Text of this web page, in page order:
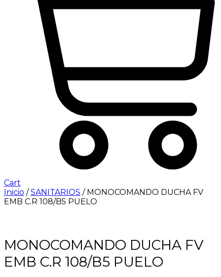
Cart
Inicio /SANITARIOS / MONOCOMANDO DUCHA FV
EMB C.R 108/B5 PUELO
MONOCOMANDO DUCHA FV
EMB C.R 108/B5 PUELO